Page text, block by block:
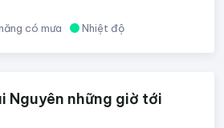
có mưa Nhiệt độ
Nguyên những giờ tới